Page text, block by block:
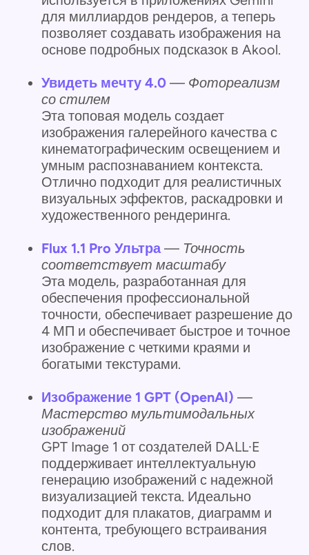
для миллиардов рендеров, а теперь
позволяет создавать изображения на
основе подробных подсказок в Akool.
Увидеть мечту 4.0 — Фотореализм
со стилем
Эта топовая модель создает
изображения галерейного качества с
кинематографическим освещением и
умным распознаванием контекста.
Отлично подходит для реалистичных
визуальных эффектов, раскадровки и
художественного рендеринга.
Flux 1.1 Pro Ультра— Точность
соответствует масштабу
Эта модель, разработанная для
обеспечения профессиональной
точности, обеспечивает разрешение до
4 МП и обеспечивает быстрое и точное
изображение с четкими краями и
богатыми текстурами.
Изображение 1 GPT (OpenAI) —
Мастерство мультимодальных
изображений
GPT Image 1 от создателей DALL·E
поддерживает интеллектуальную
генерацию изображений с надежной
визуализацией текста. Идеально
подходит для плакатов, диаграмм и
контента, требующего встраивания
слов.